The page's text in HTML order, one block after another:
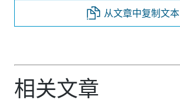
从文章中复制文本
相关文章